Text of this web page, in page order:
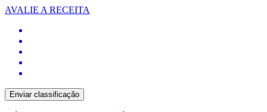
AVALIE A RECEITA
Enviar classificação